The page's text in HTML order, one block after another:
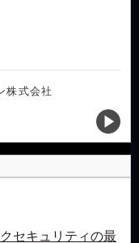
株式会社
セキュリティの最